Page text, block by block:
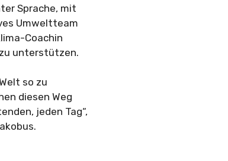
Sprache, mit
Umweltteam
Coachin
unterstützen.
so zu
diesen Weg
jeden Tag“,